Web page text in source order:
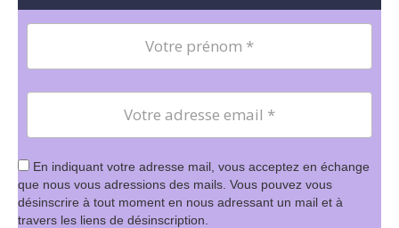
En indiquant votre adresse mail, vous acceptez en échange
que nous vous adressions des mails. Vous pouvez vous
désinscrire à tout moment en nous adressant un mail et à
travers les liens de désinscription.